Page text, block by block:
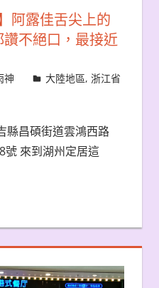
阿露佳舌尖上的
不絕口，最接近
神 大陸地區,浙江省
縣昌碩街道雲鴻西路
號 來到湖州定居這